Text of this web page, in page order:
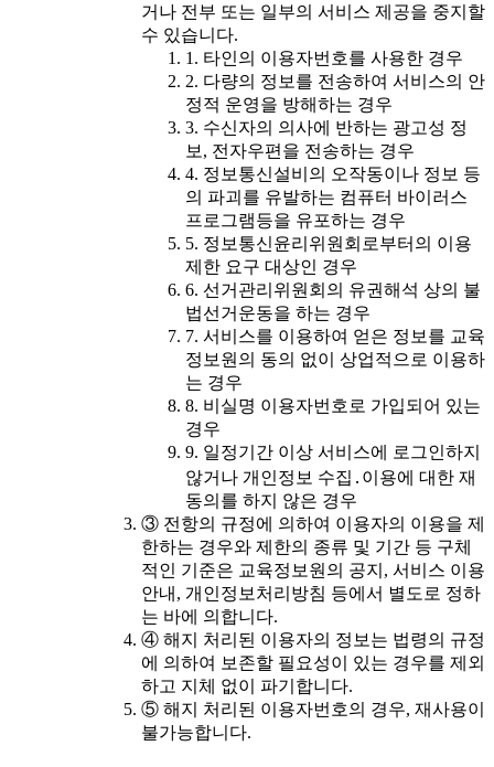
거나 전부 또는 일부의 서비스 제공을 중지할
수 있습니다.
1. 타인의 이용자번호를 사용한 경우
2. 다량의 정보를 전송하여 서비스의 안
정적 운영을 방해하는 경우
3. 수신자의 의사에 반하는 광고성 정
보, 전자우편을 전송하는 경우
4. 정보통신설비의 오작동이나 정보 등
의 파괴를 유발하는 컴퓨터 바이러스
프로그램등을 유포하는 경우
5. 정보통신윤리위원회로부터의 이용
제한 요구 대상인 경우
6. 선거관리위원회의 유권해석 상의 불
법선거운동을 하는 경우
7. 서비스를 이용하여 얻은 정보를 교육
정보원의 동의 없이 상업적으로 이용하
는 경우
8. 비실명 이용자번호로 가입되어 있는
경우
9. 일정기간 이상 서비스에 로그인하지
않거나 개인정보 수집․이용에 대한 재
동의를 하지 않은 경우
③ 전항의 규정에 의하여 이용자의 이용을 제
한하는 경우와 제한의 종류 및 기간 등 구체
적인 기준은 교육정보원의 공지, 서비스 이용
안내, 개인정보처리방침 등에서 별도로 정하
는 바에 의합니다.
④ 해지 처리된 이용자의 정보는 법령의 규정
에 의하여 보존할 필요성이 있는 경우를 제외
하고 지체 없이 파기합니다.
⑤ 해지 처리된 이용자번호의 경우, 재사용이
불가능합니다.